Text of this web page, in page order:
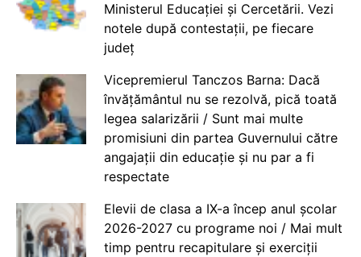
Ministerul Educației și Cercetării. Vezi
notele după contestații, pe fiecare
județ
Vicepremierul Tanczos Barna: Dacă
învățământul nu se rezolvă, pică toată
legea salarizării / Sunt mai multe
promisiuni din partea Guvernului către
angajații din educație și nu par a fi
respectate
Elevii de clasa a IX-a încep anul școlar
2026-2027 cu programe noi / Mai mult
timp pentru recapitulare și exerciții